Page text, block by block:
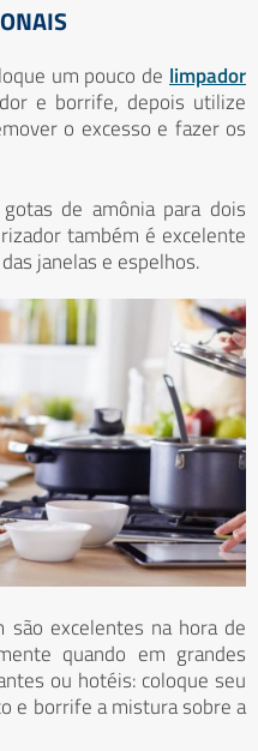
um pouco de limpador
e borrife, depois utilize
o excesso e fazer os
de amônia para dois
também é excelente
janelas e espelhos.
são excelentes na hora de
quando em grandes
ou hotéis: coloque seu
e borrife a mistura sobre a